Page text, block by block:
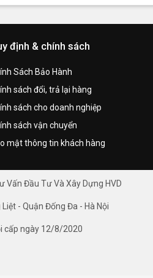
định & chính sách
Sách Bảo Hành
sách đổi, trả lại hàng
sách cho doanh nghiệp
sách vận chuyển
mật thông tin khách hàng
Vấn Đầu Tư Và Xây Dựng HVD
- Quận Đống Đa - Hà Nội
cấp ngày 12/8/2020